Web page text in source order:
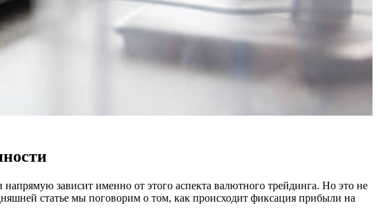
зависит именно от этого аспекта валютного трейдинга. Но это не
статье мы поговорим о том, как происходит фиксация прибыли на